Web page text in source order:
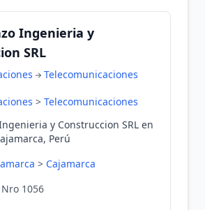
Ingenieria y
SRL
Telecomunicaciones
> Telecomunicaciones
y Construccion SRL en
Perú
> Cajamarca
1056